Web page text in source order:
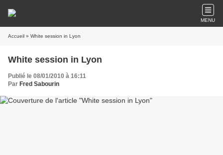
MENU
Accueil » White session in Lyon
White session in Lyon
Publié le 08/01/2010 à 16:11
Par Fred Sabourin